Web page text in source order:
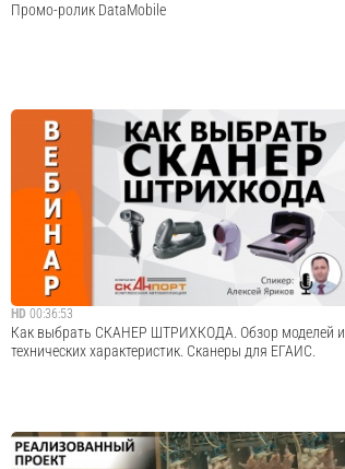
Промо-ролик DataMobile
Ключевые преимущества ПО DataMobile: DataMobile -
продукт, поддерживающий полноценный on-line режим и
динамическое адресное хранение. DataMobile - готовое
решение для продуктов 1С, не требующее для работы
промежуточных баз и конфигураций. ...
Cмотреть видео
HD 00:36:53
Как выбрать СКАНЕР ШТРИХКОДА. Обзор моделей и
технических характеристик. Сканеры для ЕГАИС.